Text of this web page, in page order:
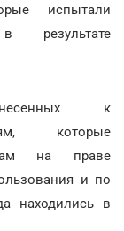
испытали
результате
к
которые
на праве
и по
находились в